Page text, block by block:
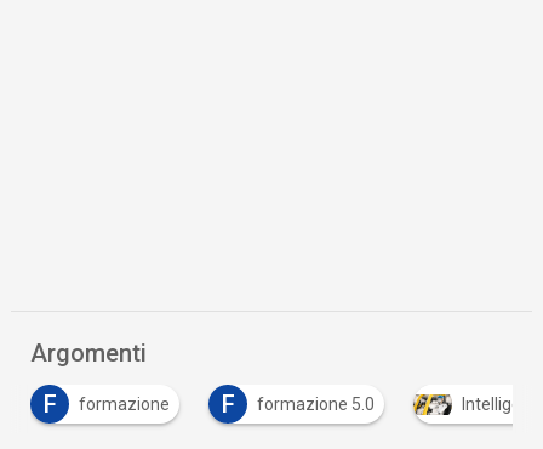
Argomenti
F
formazione F formazione 5.0